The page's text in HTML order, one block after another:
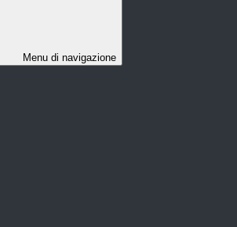
Menu di navigazione